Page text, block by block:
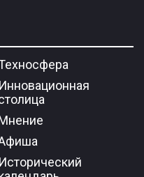
Инновационная
Исторический